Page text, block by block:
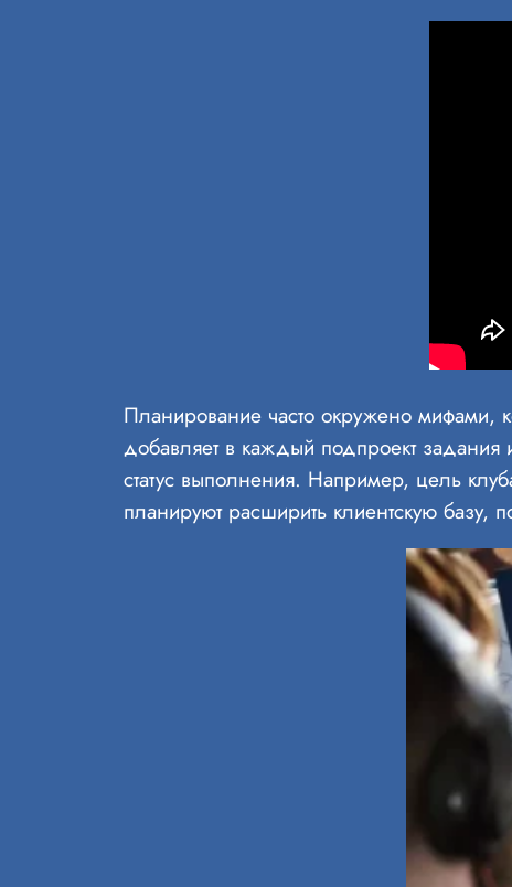
Планирование часто окружено мифами,
добавляет в каждый подпроект задания
статус выполнения. Например, цель
планируют расширить клиентскую базу,